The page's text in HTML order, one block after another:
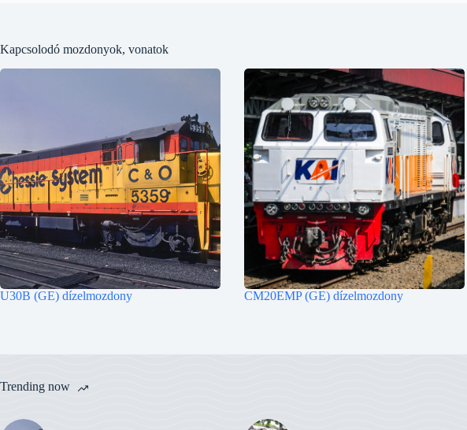
Kapcsolodó mozdonyok, vonatok
U30B (GE) dízelmozdony CM20EMP (GE) dízelmozdony
Trending now